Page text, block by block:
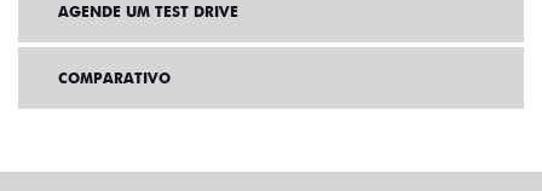
AGENDE UM TEST DRIVE
COMPARATIVO